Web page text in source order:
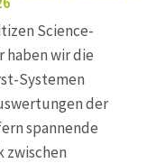
Science-
wir die
Systemen
der
spannende
zwischen